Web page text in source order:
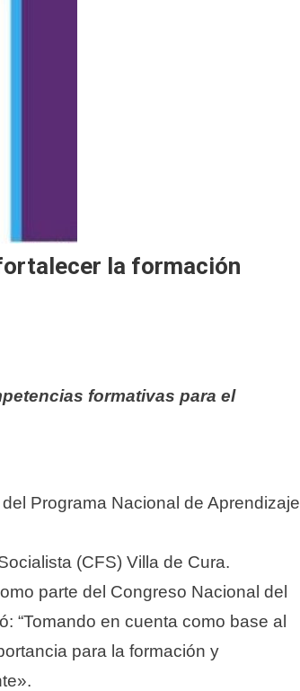
la formación
formativas para el
Programa Nacional de Aprendizaje
(CFS) Villa de Cura.
parte del Congreso Nacional del
“Tomando en cuenta como base al
para la formación y